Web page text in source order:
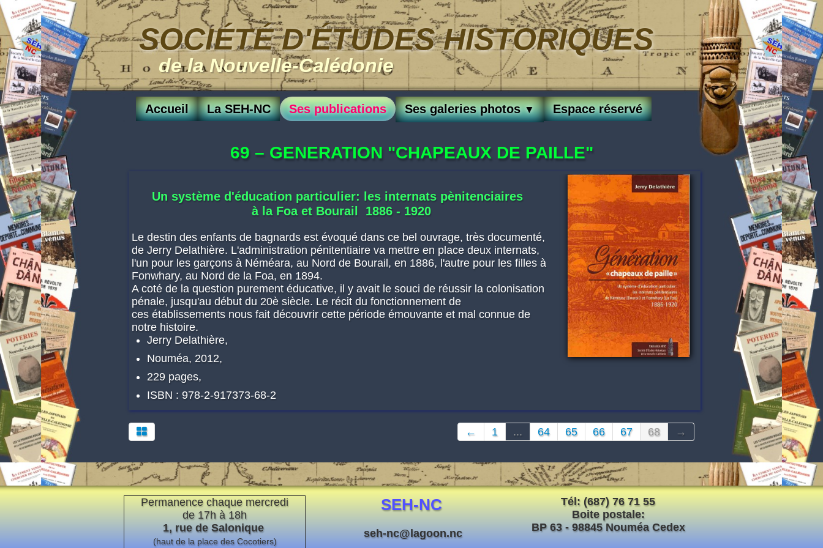
SOCIÉTÉ D'ÉTUDES HISTORIQUES
de la Nouvelle-Calédonie
Accueil La SEH-NC Ses publications Ses galeries photos▼ Espace réservé
69 – GENERATION "CHAPEAUX DE PAILLE"
Un système d'éducation particulier: les internats pènitenciaires
à la Foa et Bourail 1886 - 1920
Le destin des enfants de bagnards est évoqué dans ce bel ouvrage, très documenté,
de Jerry Delathière. L'administration pénitentiaire va mettre en place deux internats,
l'un pour les garçons à Néméara, au Nord de Bourail, en 1886, l'autre pour les filles à
Fonwhary, au Nord de la Foa, en 1894.
A coté de la question purement éducative, il y avait le souci de réussir la colonisation
pénale, jusqu'au début du 20è siècle. Le récit du fonctionnement de
ces établissements nous fait découvrir cette période émouvante et mal connue de
notre histoire.
Jerry Delathière,
Nouméa, 2012,
229 pages,
ISBN : 978-2-917373-68-2
← 1 ... 64 65 66 67 68 →
Permanence chaque mercredi
de 17h à 18h
1, rue de Salonique
(haut de la place des Cocotiers)
SEH-NC
seh-nc@lagoon.nc
Tél: (687) 76 71 55
Boite postale:
BP 63 - 98845 Nouméa Cedex